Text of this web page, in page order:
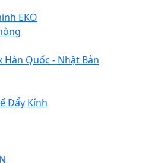
EKO
Hàn Quốc - Nhật Bản
Đẩy Kính